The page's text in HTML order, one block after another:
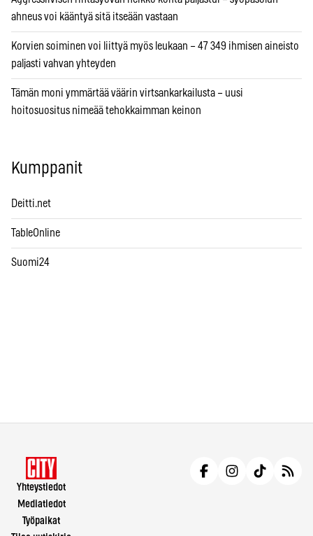
ahneus voi kääntyä sitä itseään vastaan
Korvien soiminen voi liittyä myös leukaan – 47 349 ihmisen aineisto
paljasti vahvan yhteyden
Tämän moni ymmärtää väärin virtsankarkailusta – uusi
hoitosuositus nimeää tehokkaimman keinon
Kumppanit
Deitti.net
TableOnline
Suomi24
Yhteystiedot
Mediatiedot
Työpaikat